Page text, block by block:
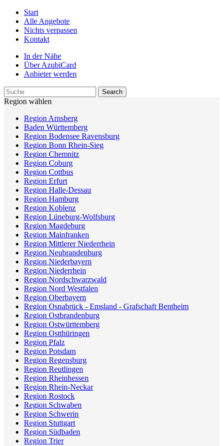
Start
Alle Angebote
Nichts verpassen
Kontakt
In der Nähe
Über AzubiCard
Anbieter werden
Region wählen
Region Arnsberg
Baden Württemberg
Region Bodensee Ravensburg
Region Bonn Rhein-Sieg
Region Chemnitz
Region Coburg
Region Cottbus
Region Erfurt
Region Halle-Dessau
Region Hamburg
Region Koblenz
Region Lüneburg-Wolfsburg
Region Magdeburg
Region Mainfranken
Region Mittlerer Niederrhein
Region Neubrandenburg
Region Niederbayern
Region Niederrhein
Region Nordschwarzwald
Region Nord Westfalen
Region Oberbayern
Region Osnabrück - Emsland - Grafschaft Bentheim
Region Ostbrandenburg
Region Ostwürttemberg
Region Ostthüringen
Region Pfalz
Region Potsdam
Region Regensburg
Region Reutlingen
Region Rheinhessen
Region Rhein-Neckar
Region Rostock
Region Schwaben
Region Schwerin
Region Stuttgart
Region Südbaden
Region Trier